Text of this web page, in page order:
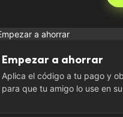
Empezar a ahorrar
Aplica el código a tu pago y
para que tu amigo lo use en